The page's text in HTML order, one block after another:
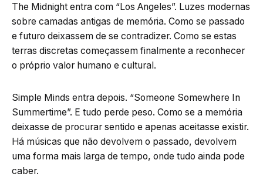
The Midnight entra com “Los Angeles”. Luzes modernas
sobre camadas antigas de memória. Como se passado
e futuro deixassem de se contradizer. Como se estas
terras discretas começassem finalmente a reconhecer
o próprio valor humano e cultural.
Simple Minds entra depois. “Someone Somewhere In
Summertime”. E tudo perde peso. Como se a memória
deixasse de procurar sentido e apenas aceitasse existir.
Há músicas que não devolvem o passado, devolvem
uma forma mais larga de tempo, onde tudo ainda pode
caber.